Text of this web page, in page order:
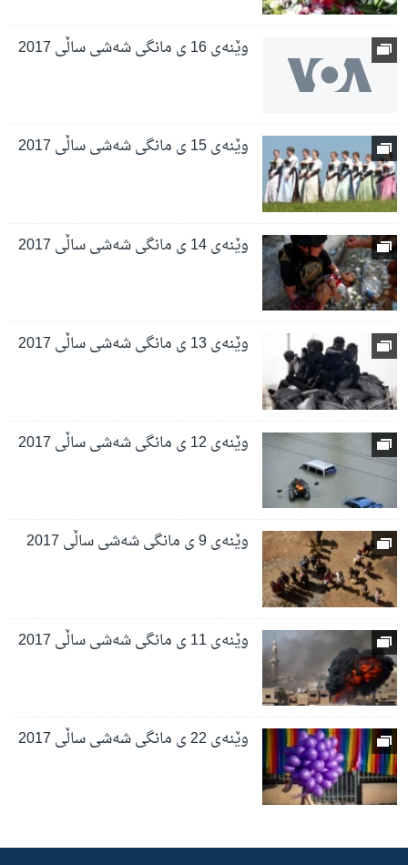
وێنەی 16 ی مانگی شەشی ساڵی 2017
وێنەی 15 ی مانگی شەشی ساڵی 2017
وێنەی 14 ی مانگی شەشی ساڵی 2017
وێنەی 13 ی مانگی شەشی ساڵی 2017
وێنەی 12 ی مانگی شەشی ساڵی 2017
وێنەی 9 ی مانگی شەشی ساڵی 2017
وێنەی 11 ی مانگی شەشی ساڵی 2017
وێنەی 22 ی مانگی شەشی ساڵی 2017